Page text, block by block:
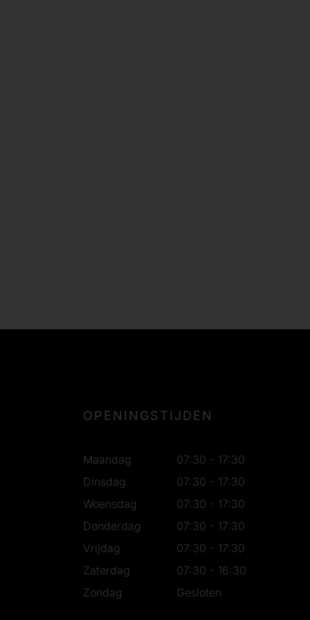
OPENINGSTIJDEN
Maandag
07:30 - 17:30
Dinsdag
07:30 - 17:30
Woensdag
07:30 - 17:30
Donderdag
07:30 - 17:30
Vrijdag
07:30 - 17:30
Zaterdag
07:30 - 16:30
Zondag
Gesloten